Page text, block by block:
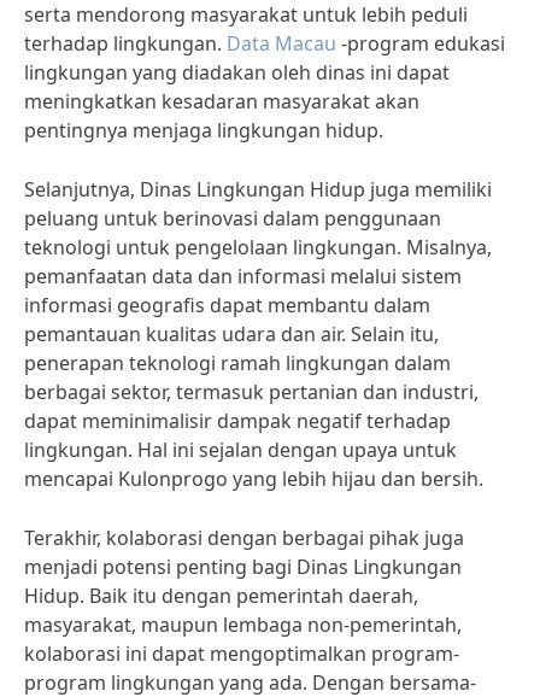
serta mendorong masyarakat untuk lebih peduli
terhadap lingkungan. Data Macau -program edukasi
lingkungan yang diadakan oleh dinas ini dapat
meningkatkan kesadaran masyarakat akan
pentingnya menjaga lingkungan hidup.
Selanjutnya, Dinas Lingkungan Hidup juga memiliki
peluang untuk berinovasi dalam penggunaan
teknologi untuk pengelolaan lingkungan. Misalnya,
pemanfaatan data dan informasi melalui sistem
informasi geografis dapat membantu dalam
pemantauan kualitas udara dan air. Selain itu,
penerapan teknologi ramah lingkungan dalam
berbagai sektor, termasuk pertanian dan industri,
dapat meminimalisir dampak negatif terhadap
lingkungan. Hal ini sejalan dengan upaya untuk
mencapai Kulonprogo yang lebih hijau dan bersih.
Terakhir, kolaborasi dengan berbagai pihak juga
menjadi potensi penting bagi Dinas Lingkungan
Hidup. Baik itu dengan pemerintah daerah,
masyarakat, maupun lembaga non-pemerintah,
kolaborasi ini dapat mengoptimalkan program-
program lingkungan yang ada. Dengan bersama-